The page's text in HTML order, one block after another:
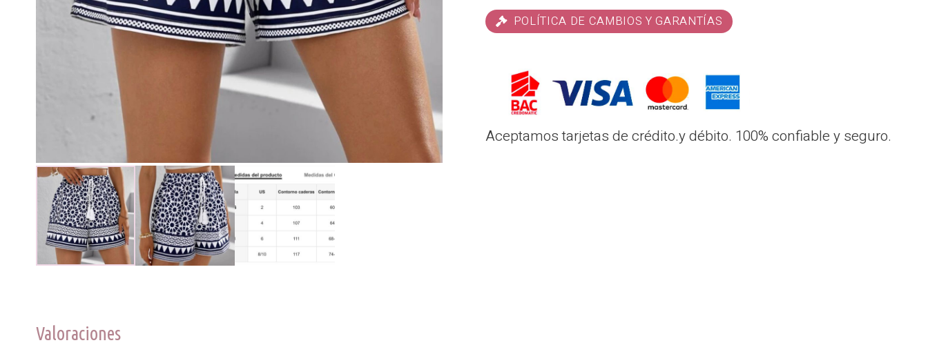
POLÍTICA DE CAMBIOS Y GARANTÍAS
Aceptamos tarjetas de crédito.y débito. 100% confiable y seguro.
Valoraciones